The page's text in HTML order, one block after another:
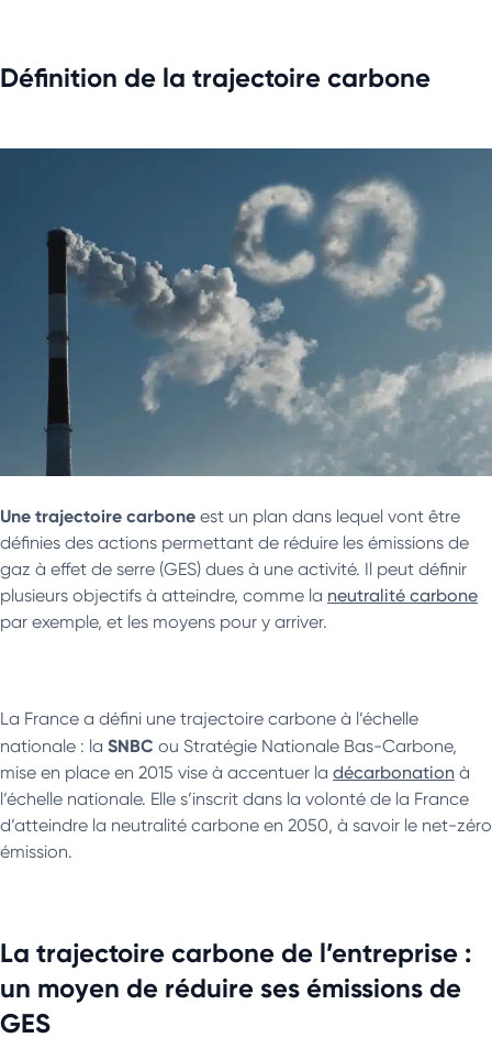
Définition de la trajectoire carbone
Une trajectoire carbone est un plan dans lequel vont être
définies des actions permettant de réduire les émissions de
gaz à effet de serre (GES) dues à une activité. Il peut définir
plusieurs objectifs à atteindre, comme la neutralité carbone
par exemple, et les moyens pour y arriver.
La France a défini une trajectoire carbone à l’échelle
nationale : la SNBC ou Stratégie Nationale Bas-Carbone,
mise en place en 2015 vise à accentuer la décarbonation à
l’échelle nationale. Elle s’inscrit dans la volonté de la France
d’atteindre la neutralité carbone en 2050, à savoir le net-zéro
émission.
La trajectoire carbone de l’entreprise :
un moyen de réduire ses émissions de
GES